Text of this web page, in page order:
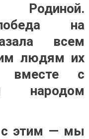
на
всем
людям их
вместе с
народом
с этим — мы